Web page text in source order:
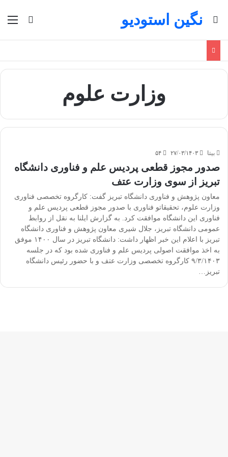
تغییر نگین استودیو
جستجو برای
وزارت علوم
بیتا ۲۷/۰۳/۱۴۰۳ ۵۴
صدور مجوز قطعی پردیس علم و فناوری دانشگاه
تبریز از سوی وزارت عتف
معاون پژوهش و فناوری دانشگاه تبریز گفت: کارگروه تخصصی فناوری
وزارت علوم، تحقیقاتو فناوری با صدور مجوز قطعی پردیس علم و
فناوری این دانشگاه موافقت کرد. به گزارش ایلنا به نقل از روابط
عمومی دانشگاه تبریز، جلال شیری معاون پژوهش و فناوری دانشگاه
تبریز با اعلام این خبر اظهار داشت: دانشگاه تبریز در سال ۱۴۰۰ موفق
به اخذ موافقت اصولی پردیس علم و فناوری شده بود که در جلسه
۹/۳/۱۴۰۳ کارگروه تخصصی وزارت عتف و با حضور رئیس دانشگاه
تبریز…